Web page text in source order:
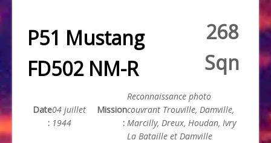
P51 Mustang
FD502 NM-R
268
Sqn
Date
:
04 juillet
1944
Mission
:
Reconnaissance photo
couvrant Trouville, Damville,
Marcilly, Dreux, Houdan, Ivry
La Bataille et Damville